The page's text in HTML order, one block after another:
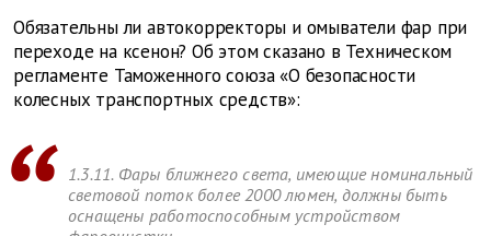
Обязательны ли автокорректоры и омыватели фар при
переходе на ксенон? Об этом сказано в Техническом
регламенте Таможенного союза «О безопасности
колесных транспортных средств»:
1.3.11. Фары ближнего света, имеющие номинальный
световой поток более 2000 люмен, должны быть
оснащены работоспособным устройством